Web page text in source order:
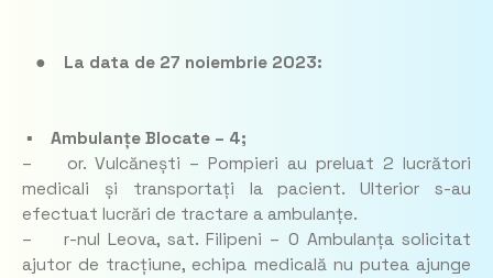
● La data de 27 noiembrie 2023:
▪ Ambulanțe Blocate – 4;
– or. Vulcănești – Pompieri au preluat 2 lucrători
medicali și transportați la pacient. Ulterior s-au
efectuat lucrări de tractare a ambulanțe.
– r-nul Leova, sat. Filipeni – O Ambulanța solicitat
ajutor de tracțiune, echipa medicală nu putea ajunge